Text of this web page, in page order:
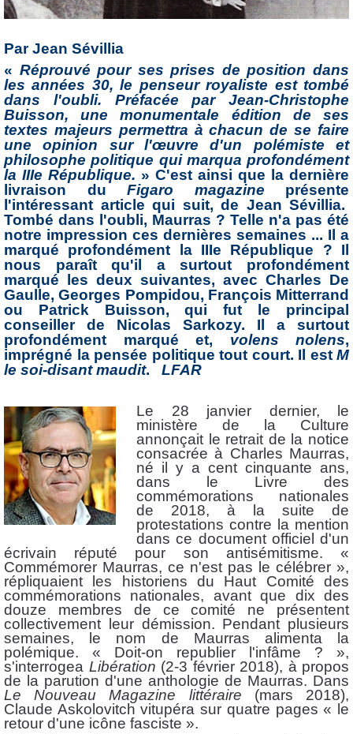
Par Jean Sévillia
« Réprouvé pour ses prises de position dans
les années 30, le penseur royaliste est tombé
dans l'oubli. Préfacée par Jean-Christophe
Buisson, une monumentale édition de ses
textes majeurs permettra à chacun de se faire
une opinion sur l'œuvre d'un polémiste et
philosophe politique qui marqua profondément
la IIIe République. » C'est ainsi que la dernière
livraison du Figaro magazine présente
l'intéressant article qui suit, de Jean Sévillia.
Tombé dans l'oubli, Maurras ? Telle n'a pas été
notre impression ces dernières semaines ... Il a
marqué profondément la IIIe République ? Il
nous paraît qu'il a surtout profondément
marqué les deux suivantes, avec Charles De
Gaulle, Georges Pompidou, François Mitterrand
ou Patrick Buisson, qui fut le principal
conseiller de Nicolas Sarkozy. Il a surtout
profondément marqué et, volens nolens,
imprégné la pensée politique tout court. Il est M
le soi-disant maudit. LFAR
Le 28 janvier dernier, le
ministère de la Culture
annonçait le retrait de la notice
consacrée à Charles Maurras,
né il y a cent cinquante ans,
dans le Livre des
commémorations nationales
de 2018, à la suite de
protestations contre la mention
dans ce document officiel d'un
écrivain réputé pour son antisémitisme. «
Commémorer Maurras, ce n'est pas le célébrer »,
répliquaient les historiens du Haut Comité des
commémorations nationales, avant que dix des
douze membres de ce comité ne présentent
collectivement leur démission. Pendant plusieurs
semaines, le nom de Maurras alimenta la
polémique. « Doit-on republier l'infâme ? »,
s'interrogea Libération (2-3 février 2018), à propos
de la parution d'une anthologie de Maurras. Dans
Le Nouveau Magazine littéraire (mars 2018),
Claude Askolovitch vitupéra sur quatre pages « le
retour d'une icône fasciste ».